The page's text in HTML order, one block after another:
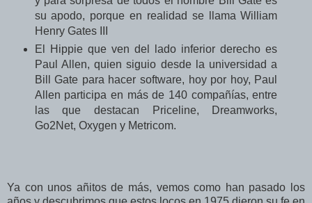
su apodo, porque en realidad se llamaWilliam
Henry Gates III
El Hippie que ven del lado inferior derecho es
Paul Allen, quien siguio desde la universidad a
Bill Gate para hacer software, hoy por hoy, Paul
Allen participa en más de 140 compañías, entre
las que destacan Priceline, Dreamworks,
Go2Net, Oxygen y Metricom.
Ya con unos añitos de más, vemos como han pasado los